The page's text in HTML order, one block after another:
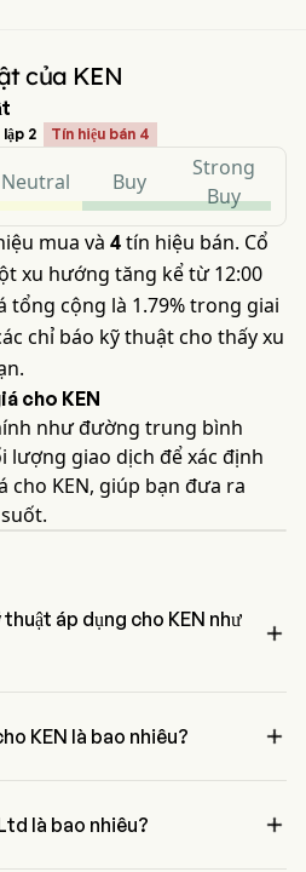
của KEN
2 Tín hiệu bán 4
Neutral Buy
Strong
Buy
mua và 4tín hiệu bán. Cổ
xu hướng tăng kể từ 12:00
tổng cộng là 1.79% trong giai
chỉ báo kỹ thuật cho thấy xu
cho KEN
như đường trung bình
lượng giao dịch để xác định
cho KEN, giúp bạn đưa ra
áp dụng cho KEN như

KEN là bao nhiêu? 
là bao nhiêu? 